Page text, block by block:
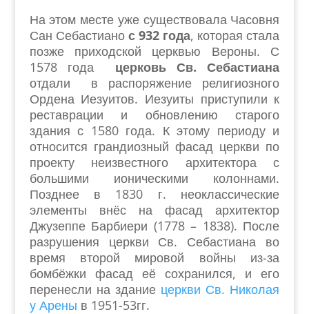
На этом месте уже существовала Часовня
Сан Себастиано с 932 года, которая стала
позже приходской церквью Вероны. С
1578 года церковь Св. Себастиана
отдали в распоряжение религиозного
Ордена Иезуитов. Иезуиты приступили к
реставрации и обновлению старого
здания с 1580 года. К этому периоду и
относится грандиозный фасад церкви по
проекту неизвестного архитектора с
большими ионическими колоннами.
Позднее в 1830 г. неоклассические
элементы внёс на фасад архитектор
Джузеппе Барбиери (1778 – 1838). После
разрушения церкви Св. Себастиана во
время второй мировой войны из-за
бомбёжки фасад её сохранился, и его
перенесли на здание церкви Св. Николая
у Арены в 1951-53гг.